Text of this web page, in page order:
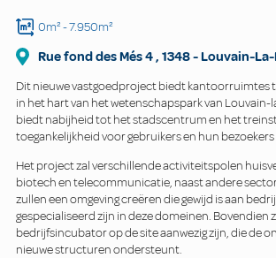
0m²- 7.950m²
Rue fond des Més4, 1348-Louvain-
Dit nieuwe vastgoedproject biedt kantoorruimtes
in het hart van het wetenschapspark van Louvain-
biedt nabijheid tot het stadscentrum en het
toegankelijkheid voor gebruikers en hun
Het project zal verschillende activiteitspolen
biotech en telecommunicatie, naast andere
zullen een omgeving creëren die gewijd is aan
gespecialiseerd zijn in deze domeinen. Bovendien
bedrijfsincubator op de site aanwezig zijn, die de
nieuwe structuren ondersteunt.